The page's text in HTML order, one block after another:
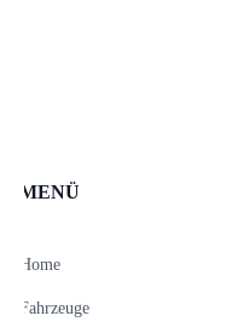
MENÜ
Home
Fahrzeuge